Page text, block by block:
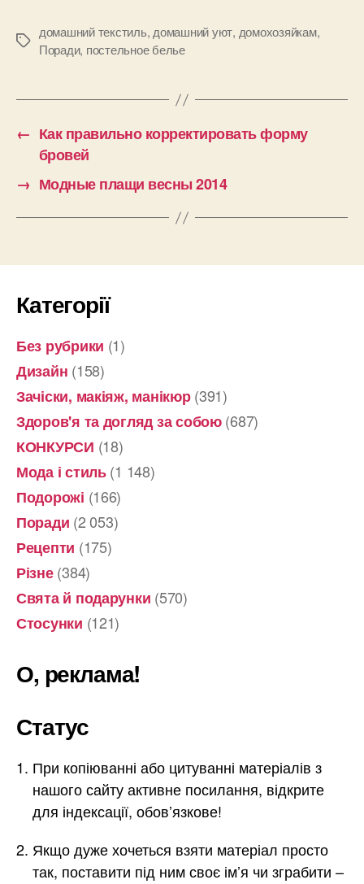
Позначки
домашний текстиль,домашний уют, домохозяйкам,
Поради, постельное белье
← Как правильно корректировать форму
бровей
→ Модные плащи весны 2014
Категорії
Без рубрики (1)
Дизайн (158)
Зачіски, макіяж, манікюр(391)
Здоров'я та догляд за собою(687)
КОНКУРСИ (18)
Мода і стиль(1 148)
Подорожі (166)
Поради (2 053)
Рецепти (175)
Різне(384)
Свята й подарунки (570)
Стосунки (121)
О, реклама!
Статус
При копіюванні або цитуванні матеріалів з
нашого сайту активне посилання, відкрите
для індексації, обов’язкове!
Якщо дуже хочеться взяти матеріал просто
так, поставити під ним своє ім’я чи зграбити –